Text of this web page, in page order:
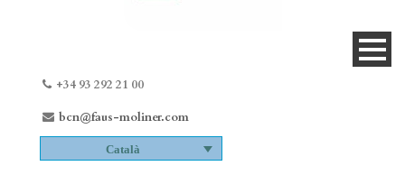
+34 93 292 21 00
bcn@faus-moliner.com
Català